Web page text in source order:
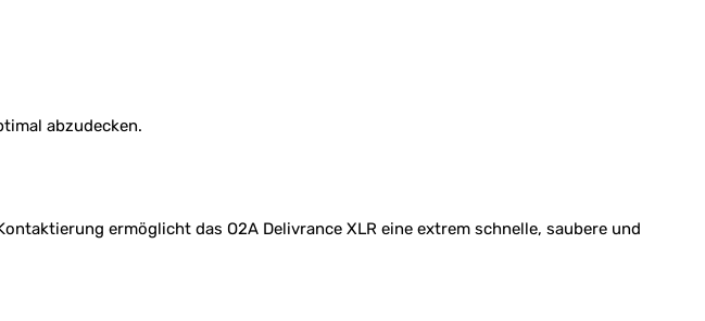
abzudecken.
ermöglicht das O2A Delivrance XLR eine extrem schnelle, saubere und